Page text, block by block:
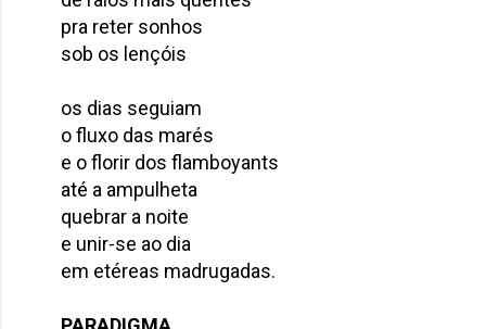
pra reter sonhos
sob os lençóis
os dias seguiam
o fluxo das marés
e o florir dos flamboyants
até a ampulheta
quebrar a noite
e unir-se ao dia
em etéreas madrugadas.